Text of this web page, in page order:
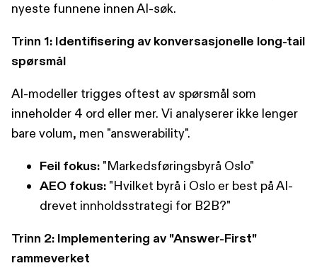
nyeste funnene innen AI-søk.
Trinn 1: Identifisering av konversasjonelle long-tail
spørsmål
AI-modeller trigges oftest av spørsmål som
inneholder 4 ord eller mer. Vi analyserer ikke lenger
bare volum, men "answerability".
Feil fokus: "Markedsføringsbyrå Oslo"
AEO fokus: "Hvilket byrå i Oslo er best på AI-
drevet innholdsstrategi for B2B?"
Trinn 2: Implementering av "Answer-First"
rammeverket